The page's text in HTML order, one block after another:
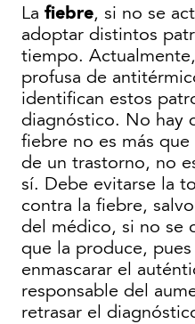
La fiebre, si no se
adoptar distintos
tiempo.
profusa de
identifican estos
diagnóstico. No hay
fiebre no es más
de un trastorno, no
sí. Debe evitarse la
contra la fiebre,
del médico, si no se
que la produce,
enmascarar el
responsable del
retrasar el